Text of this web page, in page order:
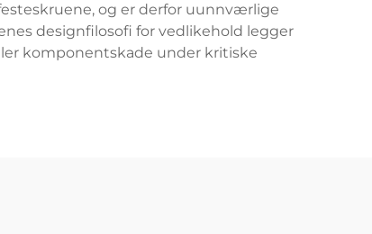
og er derfor uunnværlige
designfilosofi for vedlikehold legger
komponentskade under kritiske